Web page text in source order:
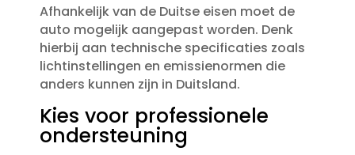
Afhankelijk van de Duitse eisen moet de
auto mogelijk aangepast worden.​ Denk
hierbij aan technische specificaties zoals
lichtinstellingen en emissienormen die
anders kunnen zijn in Duitsland.​
Kies voor professionele
ondersteuning